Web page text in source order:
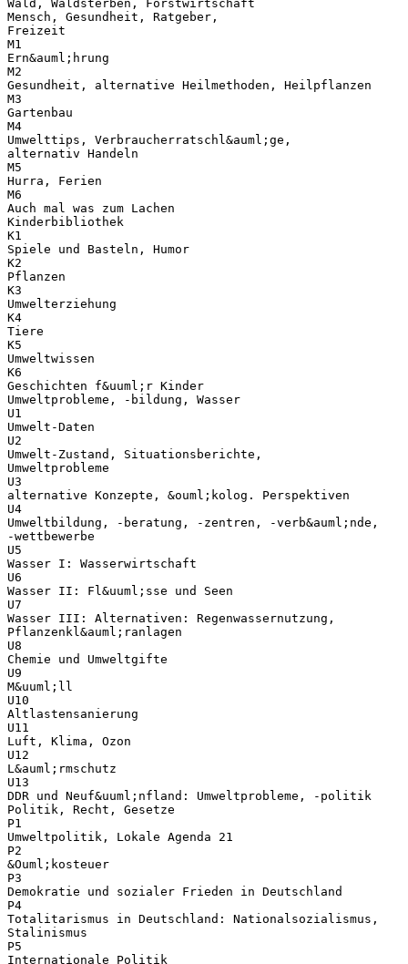
Wald, Waldsterben, Forstwirtschaft
Mensch, Gesundheit, Ratgeber,
Freizeit
M1
Ern&auml;hrung
M2
Gesundheit, alternative Heilmethoden, Heilpflanzen
M3
Gartenbau
M4
Umwelttips, Verbraucherratschl&auml;ge,
alternativ Handeln
M5
Hurra, Ferien
M6
Auch mal was zum Lachen
Kinderbibliothek
K1
Spiele und Basteln, Humor
K2
Pflanzen
K3
Umwelterziehung
K4
Tiere
K5
Umweltwissen
K6
Geschichten f&uuml;r Kinder
Umweltprobleme, -bildung, Wasser
U1
Umwelt-Daten
U2
Umwelt-Zustand, Situationsberichte,
Umweltprobleme
U3
alternative Konzepte, &ouml;kolog. Perspektiven
U4
Umweltbildung, -beratung, -zentren, -verb&auml;nde,
-wettbewerbe
U5
Wasser I: Wasserwirtschaft
U6
Wasser II: Fl&uuml;sse und Seen
U7
Wasser III: Alternativen: Regenwassernutzung,
Pflanzenkl&auml;ranlagen
U8
Chemie und Umweltgifte
U9
M&uuml;ll
U10
Altlastensanierung
U11
Luft, Klima, Ozon
U12
L&auml;rmschutz
U13
DDR und Neuf&uuml;nfland: Umweltprobleme, -politik
Politik, Recht, Gesetze
P1
Umweltpolitik, Lokale Agenda 21
P2
&Ouml;kosteuer
P3
Demokratie und sozialer Frieden in Deutschland
P4
Totalitarismus in Deutschland: Nationalsozialismus,
Stalinismus
P5
Internationale Politik